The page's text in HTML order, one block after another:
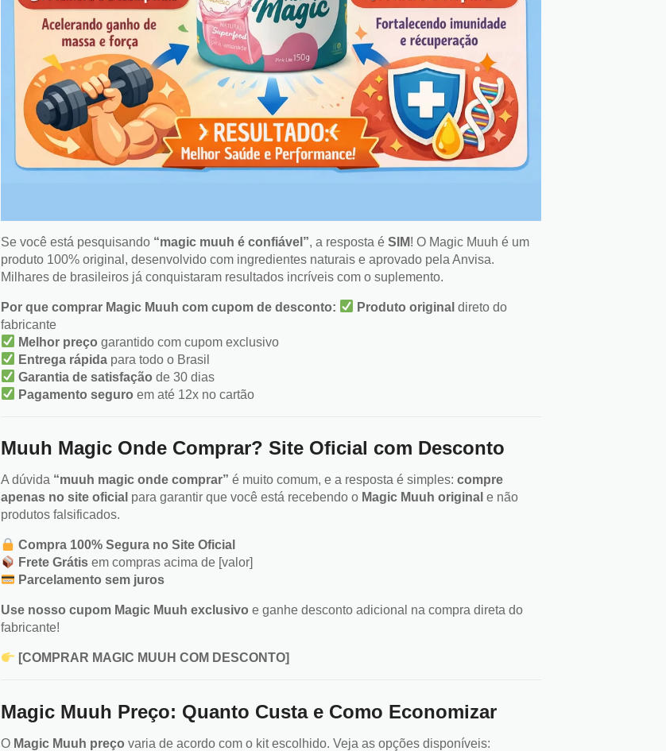
Se você está pesquisando “magic muuh é confiável”, a resposta é SIM! O Magic Muuh é um
produto 100% original, desenvolvido com ingredientes naturais e aprovado pela Anvisa.
Milhares de brasileiros já conquistaram resultados incríveis com o suplemento.
Por que comprar Magic Muuh com cupom de desconto: Produto original direto do
fabricante
Melhor preço garantido com cupom exclusivo
Entrega rápida para todo o Brasil
Garantia de satisfação de 30 dias
Pagamento seguro em até 12x no cartão
Muuh Magic Onde Comprar? Site Oficial com Desconto
A dúvida “muuh magic onde comprar” é muito comum, e a resposta é simples: compre
apenas no site oficial para garantir que você está recebendo o Magic Muuh original e não
produtos falsificados.
Compra 100% Segura no Site Oficial
Frete Grátis em compras acima de [valor]
Parcelamento sem juros
Use nosso cupom Magic Muuh exclusivo e ganhe desconto adicional na compra direta do
fabricante!
[COMPRAR MAGIC MUUH COM DESCONTO]
Magic Muuh Preço: Quanto Custa e Como Economizar
O Magic Muuh preço varia de acordo com o kit escolhido. Veja as opções disponíveis: